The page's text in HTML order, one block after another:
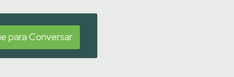
2Vaga(s)
para Conversar